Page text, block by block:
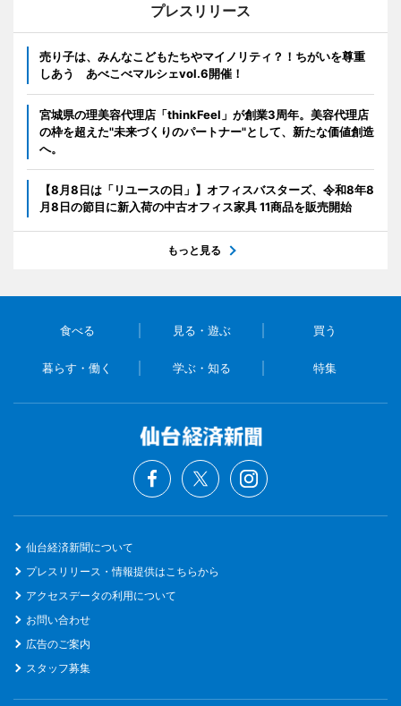
プレスリリース
売り子は、みんなこどもたちやマイノリティ？！ちがいを尊重
しあう あべこべマルシェvol.6開催！
宮城県の理美容代理店「thinkFeel」が創業3周年。美容代理店
の枠を超えた"未来づくりのパートナー"として、新たな価値創造
へ。
【8月8日は「リユースの日」】オフィスバスターズ、令和8年8
月8日の節目に新入荷の中古オフィス家具 11商品を販売開始
もっと見る
食べる 見る・遊ぶ 買う
暮らす・働く 学ぶ・知る 特集
仙台経済新聞について
プレスリリース・情報提供はこちらから
アクセスデータの利用について
お問い合わせ
広告のご案内
スタッフ募集